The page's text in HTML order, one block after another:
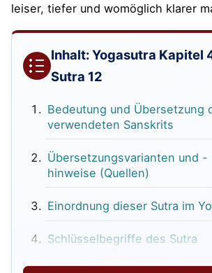
leiser, tiefer und womöglich klarer
Inhalt: Yogasutra Kapitel
Sutra 12
Bedeutung und Übersetzung
verwendeten Sanskrits
Übersetzungsvarianten und -
hinweise (Quellen)
Einordnung dieser Sutra im
Schlüsselbegriffe des Sutra